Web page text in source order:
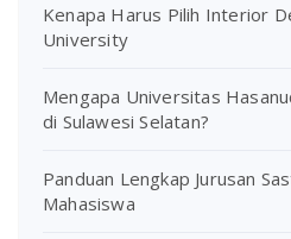
Kenapa Harus Pilih Interior
University
Mengapa Universitas
di Sulawesi Selatan?
Panduan Lengkap Jurusan
Mahasiswa